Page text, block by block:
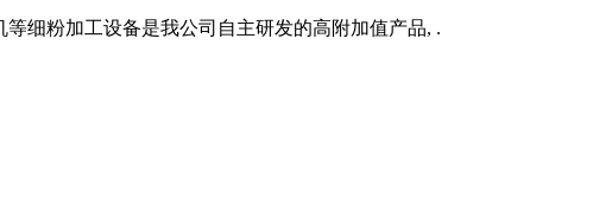
细粉加工设备是我公司自主研发的高附加值产品, .